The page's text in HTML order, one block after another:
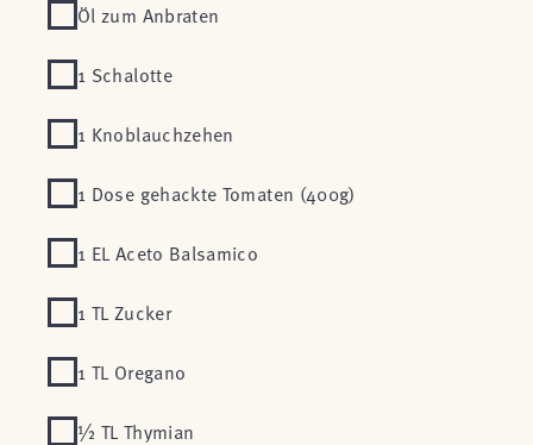
Öl zum Anbraten
1 Schalotte
1 Knoblauchzehen
1 Dose gehackte Tomaten (400g)
1 EL Aceto Balsamico
1 TL Zucker
1 TL Oregano
½ TL Thymian